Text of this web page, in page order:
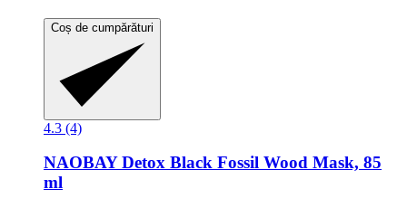
Coș de cumpărături
4.3 (4)
NAOBAYDetox Black Fossil Wood Mask, 85
ml